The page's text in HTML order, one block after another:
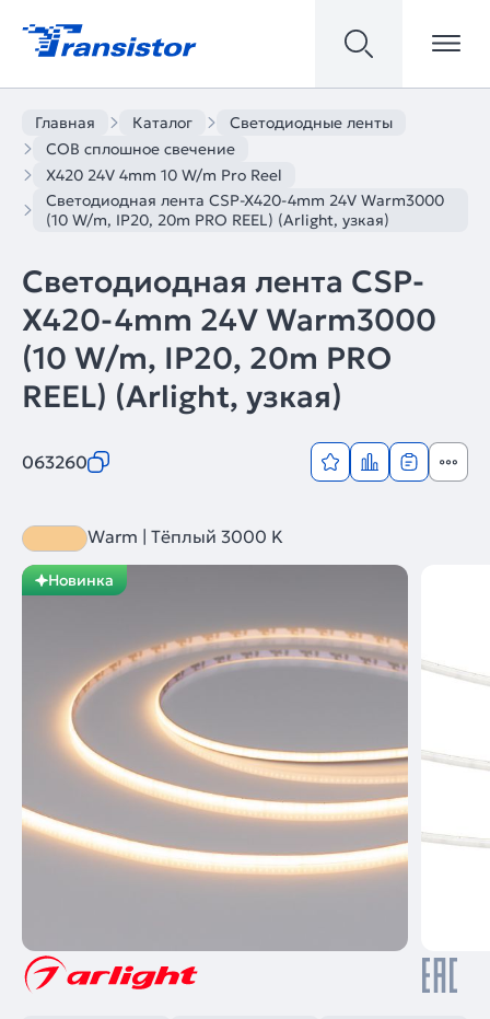
Главная Каталог
Светодиодные ленты
COB сплошное свечение
X420 24V 4mm 10 W/m Pro Reel
Светодиодная лента CSP-X420-4mm 24V Warm3000
(10 W/m, IP20, 20m PRO REEL) (Arlight, узкая)
Светодиодная лента CSP-
X420-4mm 24V Warm3000
(10 W/m, IP20, 20m PRO
REEL) (Arlight, узкая)
063260
Warm | Тёплый 3000 K
Новинка